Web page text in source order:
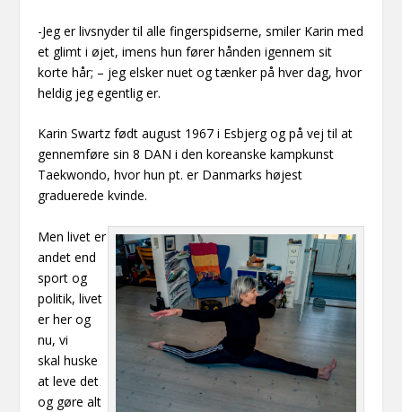
-Jeg er livsnyder til alle fingerspidserne, smiler Karin med
et glimt i øjet, imens hun fører hånden igennem sit
korte hår; – jeg elsker nuet og tænker på hver dag, hvor
heldig jeg egentlig er.
Karin Swartz født august 1967 i Esbjerg og på vej til at
gennemføre sin 8 DAN i den koreanske kampkunst
Taekwondo, hvor hun pt. er Danmarks højest
graduerede kvinde.
Men livet er
andet end
sport og
politik, livet
er her og
nu, vi
skalhuske
at leve det
og gøre alt